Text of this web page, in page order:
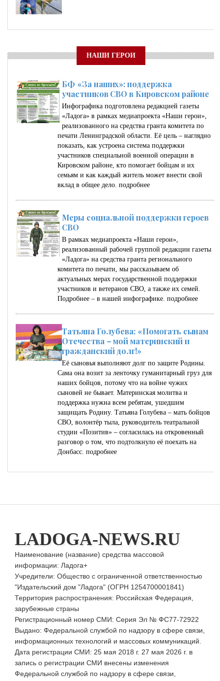
НАШИ ГЕРОИ
БФ «За наших»: поддержка
участников СВО в Кировском районе
Инфографика подготовлена редакцией газеты
«Ладога» в рамках медиапроекта «Наши герои»,
реализованного на средства гранта комитета по
печати Ленинградской области. Её цель – наглядно
показать, как устроена система поддержки
участников специальной военной операции в
Кировском районе, кто помогает бойцам и их
семьям и как каждый житель может внести свой
вклад в общее дело. подробнее
Меры социальной поддержки героев
СВО
В рамках медиапроекта «Наши герои»,
реализованный рабочей группой редакции газеты
«Ладога» на средства гранта регионального
комитета по печати, мы рассказываем об
актуальных мерах государственной поддержки
участников и ветеранов СВО, а также их семей.
Подробнее – в нашей инфографике. подробнее
Татьяна Голубева: «Помогать сынам
Отечества – мой материнский и
гражданский долг!»
Её сыновья выполняют долг по защите Родины.
Сама она возит за ленточку гуманитарный груз для
наших бойцов, потому что на войне чужих
сыновей не бывает. Материнская молитва и
поддержка нужна всем ребятам, ушедшим
защищать Родину. Татьяна Голубева – мать бойцов
СВО, волонтёр тыла, руководитель театральной
студии «Позитив» – согласилась на откровенный
разговор о том, что подтолкнуло её поехать на
Донбасс. подробнее
LADOGA-NEWS.RU
Наименование (название) средства массовой
информации: Ладога+
Учредители: Общество с ограниченной ответственностью
"Издательский дом "Ладога" (ОГРН 1254700001841)
Территория распространения: Российская Федерация,
зарубежные страны
Регистрационный номер СМИ: Серия Эл № ФС77-72922
Выдано: Федеральной службой по надзору в сфере связи,
информационных технологий и массовых коммуникаций.
Дата регистрации СМИ: 25 мая 2018 г. 27 мая 2026 г. в
запись о регистрации СМИ внесены изменения
Федеральной службой по надзору в сфере связи,